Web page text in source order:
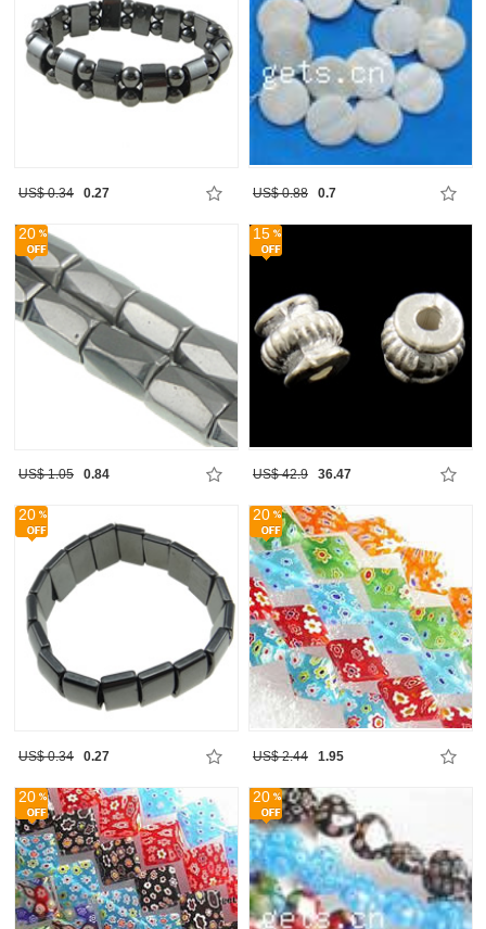
US$ 0.34 0.27 US$ 0.88 0.7
20
US$ 1.05 0.84
15
US$ 42.9 36.47
20
US$ 0.34 0.27
20
US$ 2.44 1.95
20 20